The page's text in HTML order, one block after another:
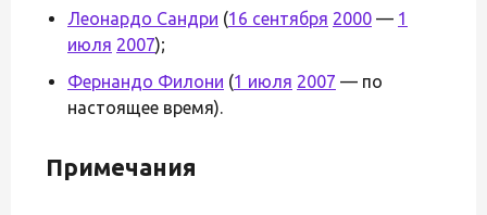
Леонардо Сандри (16 сентября 2000 — 1
июля 2007);
Фернандо Филони (1 июля 2007 — по
настоящее время).
Примечания